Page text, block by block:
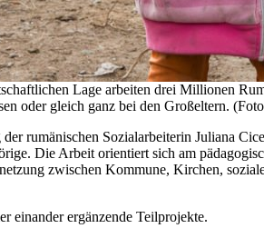
Lage arbeiten drei Millionen
oder gleich ganz bei den Großeltern.
rumänischen Sozialarbeiterin Juliana
Die Arbeit orientiert sich am
zwischen Kommune, Kirchen,
einander ergänzende Teilprojekte.